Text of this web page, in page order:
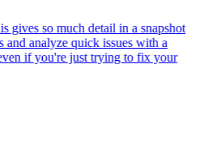
so much detail in a snapshot
analyze quick issues with a
if you're just trying to fix your